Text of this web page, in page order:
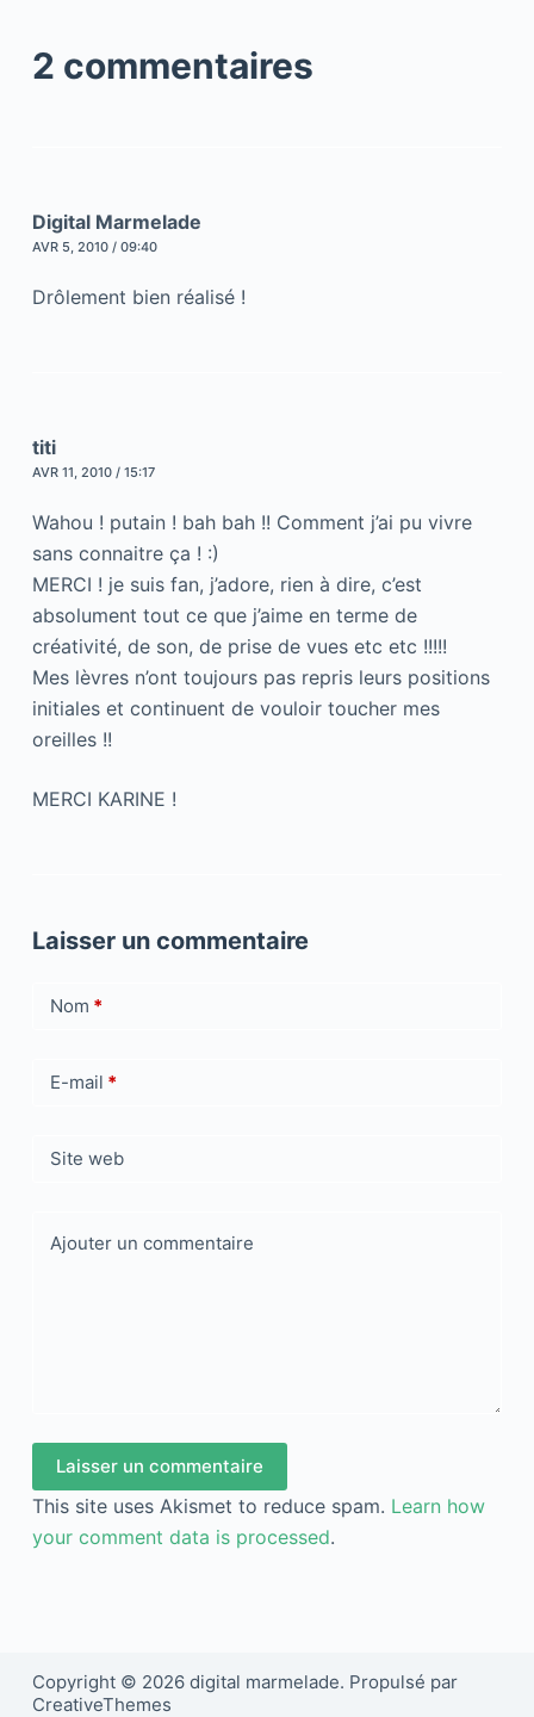
2 commentaires
Digital Marmelade
AVR 5, 2010 / 09:40
Drôlement bien réalisé !
titi
AVR 11, 2010 / 15:17
Wahou ! putain ! bah bah !! Comment j’ai pu vivre
sans connaitre ça ! :)
MERCI ! je suis fan, j’adore, rien à dire, c’est
absolument tout ce que j’aime en terme de
créativité, de son, de prise de vues etc etc !!!!!
Mes lèvres n’ont toujours pas repris leurs positions
initiales et continuent de vouloir toucher mes
oreilles !!
MERCI KARINE !
Laisser un commentaire
Nom *
E-mail *
Site web
Ajouter un commentaire
Laisser un commentaire
This site uses Akismet to reduce spam. Learn how
your comment data is processed.
Copyright © 2026 digital marmelade. Propulsé par
CreativeThemes